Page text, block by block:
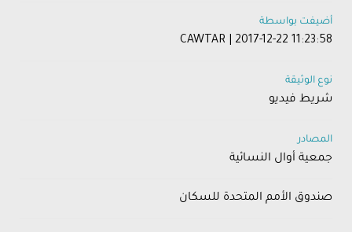
أضيفت بواسطة
CAWTAR | 2017-12-22 11:23:58
نوع الوثيقة
شريط فيديو
المصادر
جمعية أوال النسائية
صندوق الأمم المتحدة للسكان